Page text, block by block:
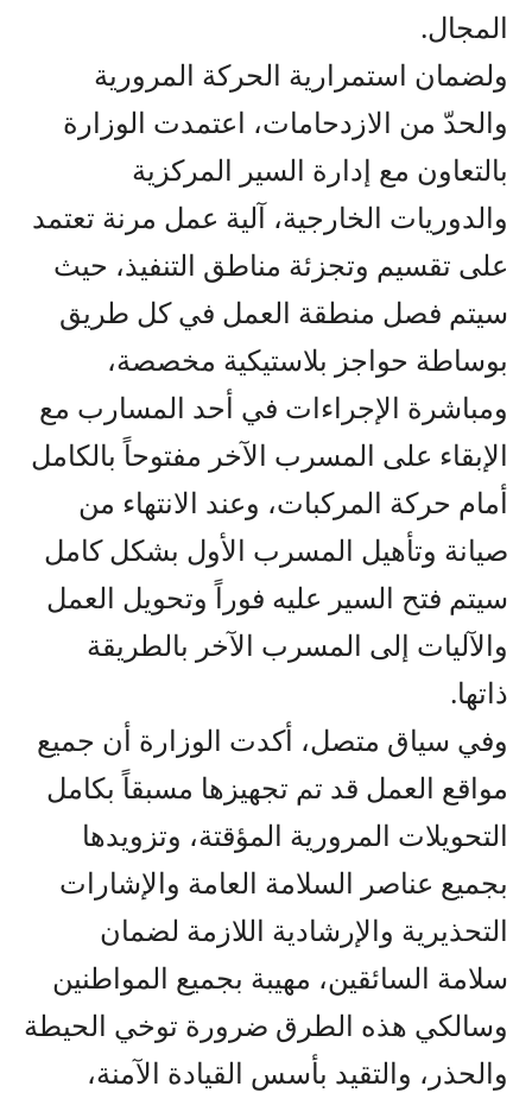
المجال.
ولضمان استمرارية الحركة المرورية
والحدّ من الازدحامات، اعتمدت الوزارة
بالتعاون مع إدارة السير المركزية
والدوريات الخارجية، آلية عمل مرنة تعتمد
على تقسيم وتجزئة مناطق التنفيذ، حيث
سيتم فصل منطقة العمل في كل طريق
بوساطة حواجز بلاستيكية مخصصة،
ومباشرة الإجراءات في أحد المسارب مع
الإبقاء على المسرب الآخر مفتوحاً بالكامل
أمام حركة المركبات، وعند الانتهاء من
صيانة وتأهيل المسرب الأول بشكل كامل
سيتم فتح السير عليه فوراً وتحويل العمل
والآليات إلى المسرب الآخر بالطريقة
ذاتها.
وفي سياق متصل، أكدت الوزارة أن جميع
مواقع العمل قد تم تجهيزها مسبقاً بكامل
التحويلات المرورية المؤقتة، وتزويدها
بجميع عناصر السلامة العامة والإشارات
التحذيرية والإرشادية اللازمة لضمان
سلامة السائقين، مهيبة بجميع المواطنين
وسالكي هذه الطرق ضرورة توخي الحيطة
والحذر، والتقيد بأسس القيادة الآمنة،